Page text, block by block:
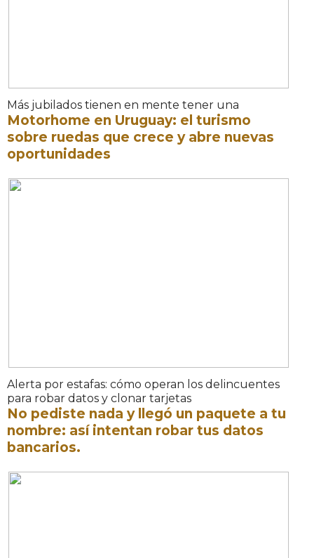
Más jubilados tienen en mente tener una
Motorhome en Uruguay: el turismo
sobre ruedas que crece y abre nuevas
oportunidades
Alerta por estafas: cómo operan los delincuentes
para robar datos y clonar tarjetas
No pediste nada y llegó un paquete a tu
nombre: así intentan robar tus datos
bancarios.